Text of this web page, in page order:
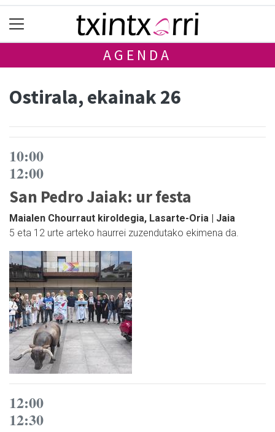
AGENDA
Ostirala, ekainak 26
10:00
12:00
San Pedro Jaiak: ur festa
Maialen Chourraut kiroldegia, Lasarte-Oria | Jaia
5 eta 12 urte arteko haurrei zuzendutako ekimena da.
12:00
12:30